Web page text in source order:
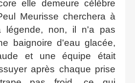
elle demeure célèbre
Meurisse cherchera à
légende, non, il n'a pas
baignoire d'eau glacée,
et une équipe était
après chaque prise